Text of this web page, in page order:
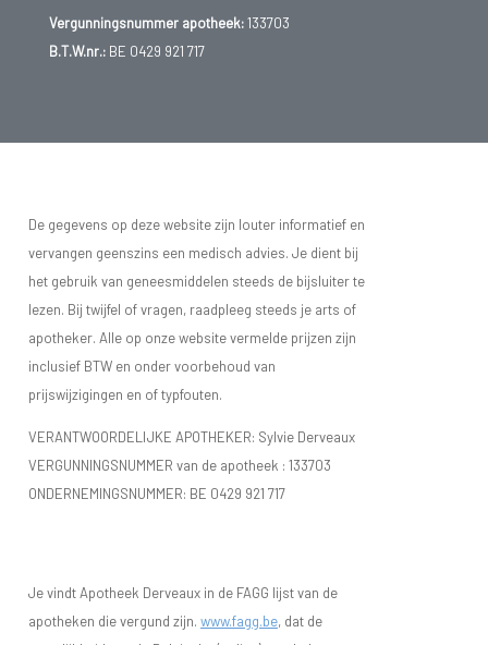
Vergunningsnummer apotheek:133703
B.T.W.nr.:BE 0429 921 717
De gegevens op deze website zijn louter informatief en
vervangen geenszins een medisch advies. Je dient bij
het gebruik van geneesmiddelen steeds de bijsluiter te
lezen. Bij twijfel of vragen, raadpleeg steeds je arts of
apotheker. Alle op onze website vermelde prijzen zijn
inclusief BTW en onder voorbehoud van
prijswijzigingen en of typfouten.
VERANTWOORDELIJKE APOTHEKER: Sylvie Derveaux
VERGUNNINGSNUMMER van de apotheek : 133703
ONDERNEMINGSNUMMER: BE 0429 921 717
Je vindt Apotheek Derveaux in de FAGG lijst van de
apotheken die vergund zijn. www.fagg.be, dat de